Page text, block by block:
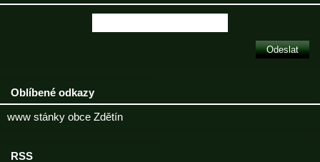
Oblíbené odkazy
www stánky obce Zdětín
RSS